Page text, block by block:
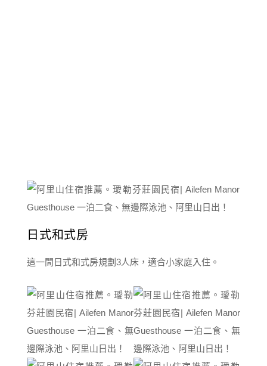
日式和式房
這一間日式和式房規劃3人床，適合小家庭入住。